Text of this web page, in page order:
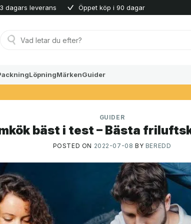
dagars leverans Öppet köp i 90 dagar
Produktsökning
LöpningMärkenGuider
GUIDER
bäst i test – Bästa
POSTED ON 2022-07-08 BY BEREDD